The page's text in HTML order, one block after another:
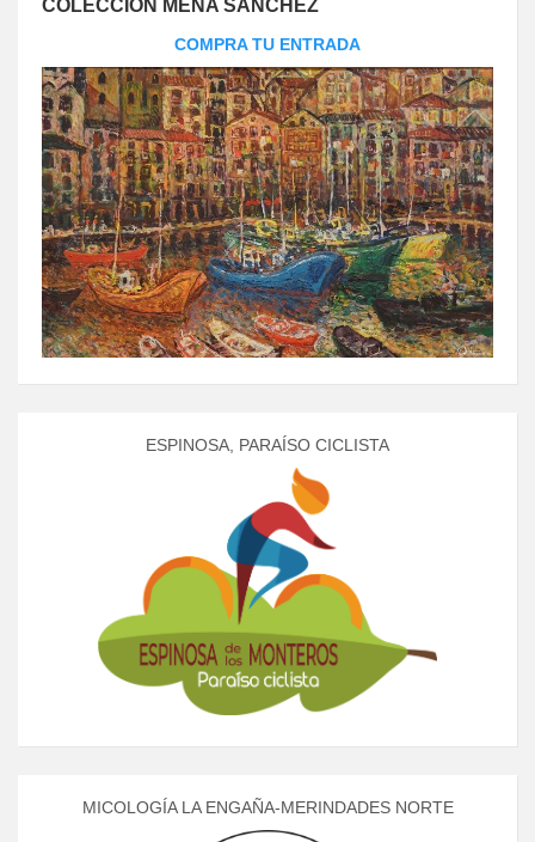
COLECCIÓN MENA SÁNCHEZ
COMPRA TU ENTRADA
ESPINOSA, PARAÍSO CICLISTA
MICOLOGÍA LA ENGAÑA-MERINDADES NORTE